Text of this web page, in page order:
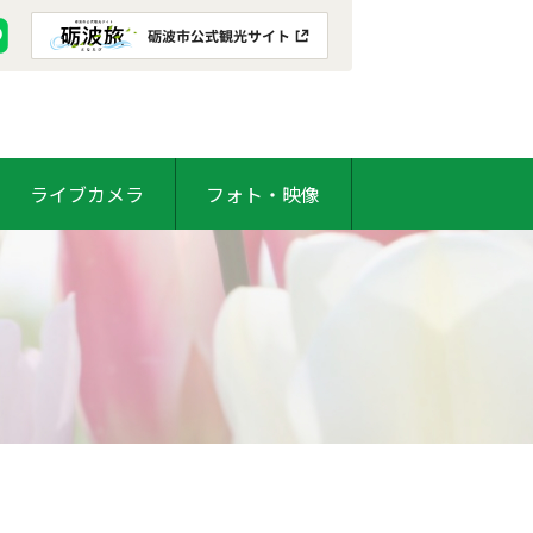
ライブカメラ フォト・映像